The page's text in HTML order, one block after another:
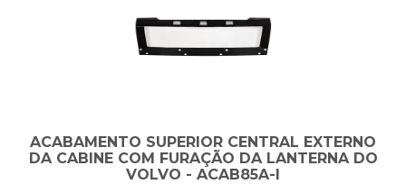
ACABAMENTO SUPERIOR CENTRAL EXTERNO
DA CABINE COM FURAÇÃO DA LANTERNA DO
VOLVO - ACAB85A-I